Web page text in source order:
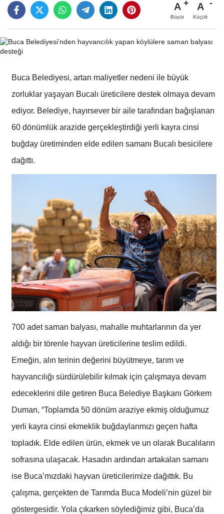
A
Büyüt
A
Küçült
Buca Belediyesi, artan maliyetler nedeni ile büyük
zorluklar yaşayan Bucalı üreticilere destek olmaya devam
ediyor. Belediye, hayırsever bir aile tarafından bağışlanan
60 dönümlük arazide gerçekleştirdiği yerli kayra cinsi
buğday üretiminden elde edilen samanı Bucalı besicilere
dağıttı.
700 adet saman balyası, mahalle muhtarlarının da yer
aldığı bir törenle hayvan üreticilerine teslim edildi.
Emeğin, alın terinin değerini büyütmeye, tarım ve
hayvancılığı sürdürülebilir kılmak için çalışmaya devam
edeceklerini dile getiren Buca Belediye Başkanı Görkem
Duman, “Toplamda 50 dönüm araziye ekmiş olduğumuz
yerli kayra cinsi ekmeklik buğdaylarımızı geçen hafta
topladık. Elde edilen ürün, ekmek ve un olarak Bucalıların
sofrasına ulaşacak. Hasadın ardından artakalan samanı
ise Buca’mızdaki hayvan üreticilerimize dağıttık. Bu
çalışma, gerçekten de Tarımda Buca Modeli’nin güzel bir
göstergesidir. Yola çıkarken söylediğimiz gibi, Buca’da